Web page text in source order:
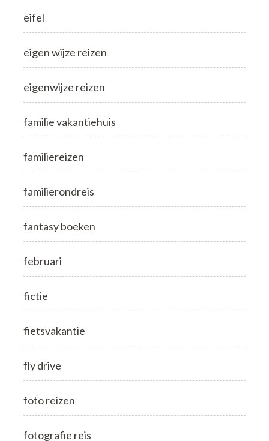
eifel
eigen wijze reizen
eigenwijze reizen
familie vakantiehuis
familiereizen
familierondreis
fantasy boeken
februari
fictie
fietsvakantie
fly drive
foto reizen
fotografie reis